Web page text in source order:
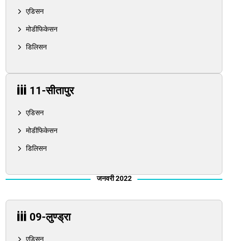
एडिसन
मोडीफिकेसन
डिलिसन
11-सीतापुर
एडिसन
मोडीफिकेसन
डिलिसन
जनवरी 2022
09-लुण्ड्रा